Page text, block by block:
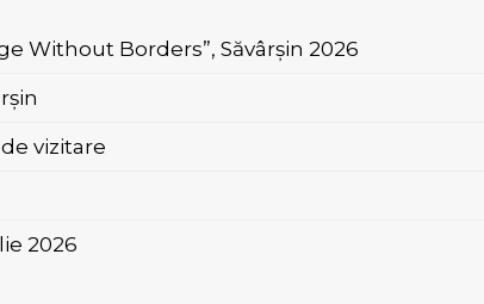
Without Borders”, Săvârșin 2026
vizitare
2026